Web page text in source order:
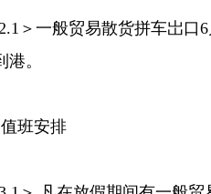
＞一般贸易散货拼车岀口
港。
班安排